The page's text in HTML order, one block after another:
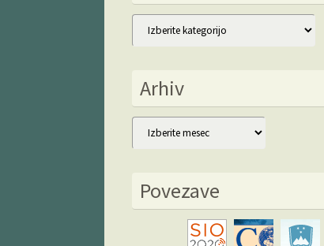
Kategorije
Arhiv
Arhiv
Povezave